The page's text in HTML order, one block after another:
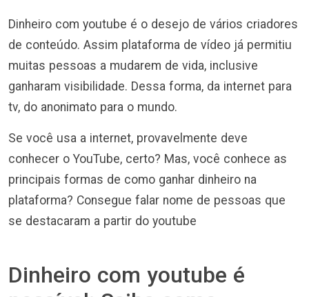
Dinheiro com youtube é o desejo de vários criadores
de conteúdo. Assim plataforma de vídeo já permitiu
muitas pessoas a mudarem de vida, inclusive
ganharam visibilidade. Dessa forma, da internet para
tv, do anonimato para o mundo.
Se você usa a internet, provavelmente deve
conhecer o YouTube, certo? Mas, você conhece as
principais formas de como ganhar dinheiro na
plataforma? Consegue falar nome de pessoas que
se destacaram a partir do youtube
Dinheiro com youtube é